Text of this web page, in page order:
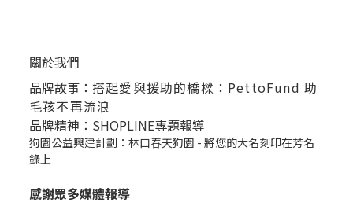
關於我們
品牌故事： 搭起愛與援助的橋樑：PettoFund 助
毛孩不再流浪
品牌精神：SHOPLINE專題報導
狗園公益興建計劃：林口春天狗園 - 將您的大名刻印在芳名
錄上
感謝眾多媒體報導